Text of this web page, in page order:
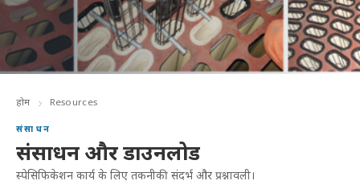
होम Resources
संसाधन
संसाधन और डाउनलोड
स्पेसिफिकेशन कार्य के लिए तकनीकी संदर्भ और प्रश्नावली।